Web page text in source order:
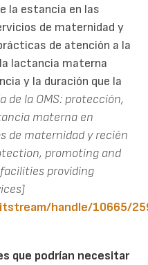
la estancia en las
de maternidad y
de atención a la
lactancia materna
y la duración que la
de la OMS: protección,
materna en
de maternidad y recién
promoting and
providing
handle/10665/
que podrían necesitar